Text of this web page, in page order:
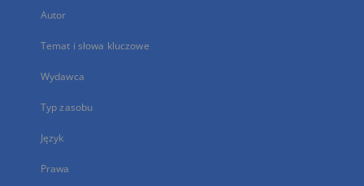
Autor
Temat i słowa kluczowe
Wydawca
Typ zasobu
Język
Prawa